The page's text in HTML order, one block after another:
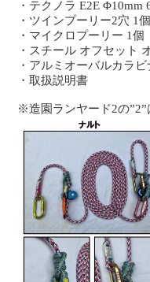
・テクノラ E2E Φ10mm
・ツインプーリー2穴 1個
・マイクロプーリー 1個
・スチール オフセット
・アルミオーバルカラビ
・取扱説明書
※造園ランヤード2の”2”